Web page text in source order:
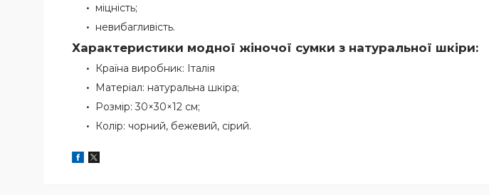
міцність;
невибагливість.
Характеристики модної жіночої сумки з натуральної шкіри:
Країна виробник: Італія
Матеріал: натуральна шкіра;
Розмір: 30×30×12 см;
Колір: чорний, бежевий, сірий.